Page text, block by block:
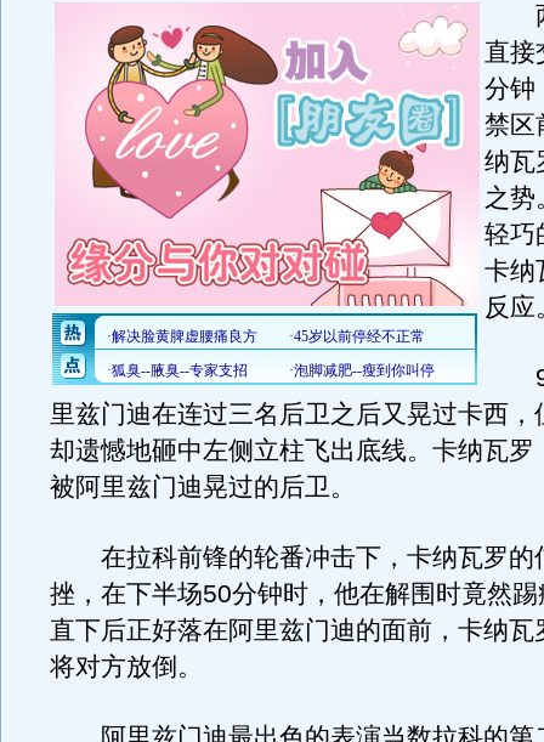
两
直接
分钟
禁区
纳瓦
之势
轻巧
卡纳
反应
9
里兹门迪在连过三名后卫之后又晃过卡西，
却遗憾地砸中左侧立柱飞出底线。卡纳瓦罗
被阿里兹门迪晃过的后卫。
在拉科前锋的轮番冲击下，卡纳瓦罗的
挫，在下半场50分钟时，他在解围时竟然
直下后正好落在阿里兹门迪的面前，卡纳瓦
将对方放倒。